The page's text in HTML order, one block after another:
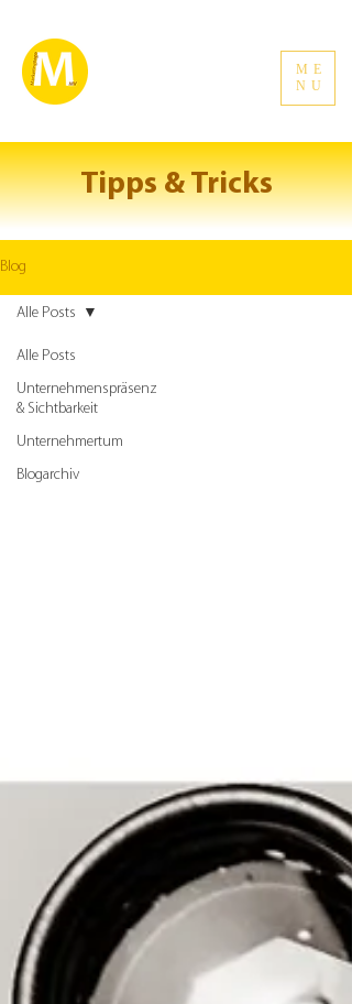
ME
NU
Tipps & Tricks
Blog
Alle Posts
Unternehmenspräsenz
& Sichtbarkeit
Unternehmertum
Blogarchiv
Alle Posts